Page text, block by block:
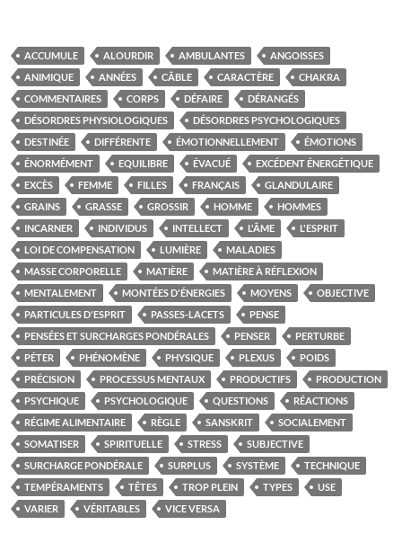
ACCUMULE ALOURDIR AMBULANTES
ANGOISSES
ANIMIQUE
ANNÉES CÂBLE CARACTÈRE
CHAKRA
COMMENTAIRES
CORPS DÉFAIRE
DÉRANGÉS
DÉSORDRES PHYSIOLOGIQUES
DÉSORDRES PSYCHOLOGIQUES
DESTINÉE
DIFFÉRENTE ÉMOTIONNELLEMENT
ÉMOTIONS
ÉNORMÉMENT
EQUILIBRE ÉVACUÉ
EXCÉDENT ÉNERGÉTIQUE
EXCÈS
FEMME FILLES FRANÇAIS
GLANDULAIRE
GRAINS
GRASSE GROSSIR HOMME
HOMMES
INCARNER
INDIVIDUS INTELLECT L'ÂME
L'ESPRIT
LOI DE COMPENSATION
LUMIÈRE
MALADIES
MASSE CORPORELLE
MATIÈRE
MATIÈRE À RÉFLEXION
MENTALEMENT
MONTÉES D'ÉNERGIES MOYENS
OBJECTIVE
PARTICULES D'ESPRIT
PASSES-LACETS
PENSE
PENSÉES ET SURCHARGES PONDÉRALES
PENSER
PERTURBE
PÉTER
PHÉNOMÈNE PHYSIQUE PLEXUS
POIDS
PRÉCISION
PROCESSUS MENTAUX PRODUCTIFS
PRODUCTION
PSYCHIQUE
PSYCHOLOGIQUE QUESTIONS
RÉACTIONS
RÉGIME ALIMENTAIRE
RÈGLE SANSKRIT
SOCIALEMENT
SOMATISER
SPIRITUELLE STRESS
SUBJECTIVE
SURCHARGE PONDÉRALE
SURPLUS SYSTÈME
TECHNIQUE
TEMPÉRAMENTS
TÊTES TROP PLEIN TYPES
USE
VARIER
VÉRITABLES VICE VERSA